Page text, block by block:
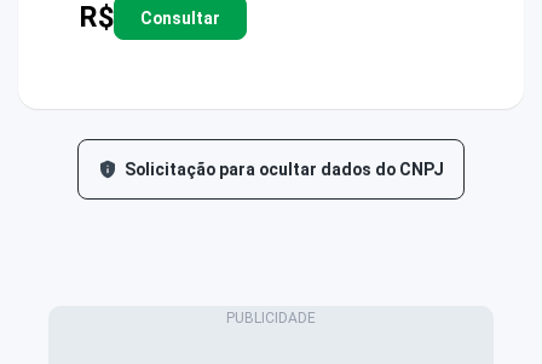
R$ Consultar
Solicitação para ocultar dados do CNPJ